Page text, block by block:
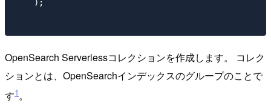
    );
OpenSearch Serverlessコレクションを作成します。 コレク
ションとは、OpenSearchインデックスのグループのことで
す1。